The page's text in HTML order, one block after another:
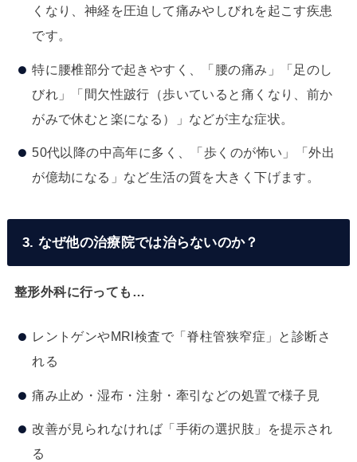
くなり、神経を圧迫して痛みやしびれを起こす疾患
です。
特に腰椎部分で起きやすく、「腰の痛み」「足のし
びれ」「間欠性跛行（歩いていると痛くなり、前か
がみで休むと楽になる）」などが主な症状。
50代以降の中高年に多く、「歩くのが怖い」「外出
が億劫になる」など生活の質を大きく下げます。
3. なぜ他の治療院では治らないのか？
整形外科に行っても…
レントゲンやMRI検査で「脊柱管狭窄症」と診断さ
れる
痛み止め・湿布・注射・牽引などの処置で様子見
改善が見られなければ「手術の選択肢」を提示され
る